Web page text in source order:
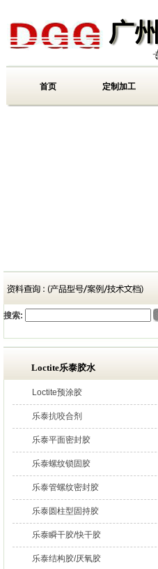
首页 定制加工
搜索:
Loctite乐泰胶水
Loctite预涂胶
乐泰抗咬合剂
乐泰平面密封胶
乐泰螺纹锁固胶
乐泰管螺纹密封胶
乐泰圆柱型固持胶
乐泰瞬干胶/快干胶
乐泰结构胶/厌氧胶